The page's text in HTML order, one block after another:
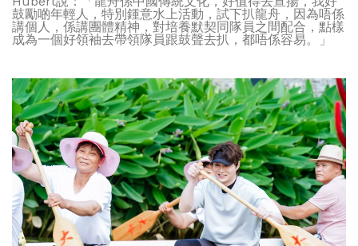
鼓勵啲年輕人，特別鍾意水上活動，試下扒龍舟，因為唔係
講個人，係講團體精神，對培養默契同隊員之間配合，點樣
成為一個好領袖去帶領隊員跟鼓聲去扒，都唔係容易。」